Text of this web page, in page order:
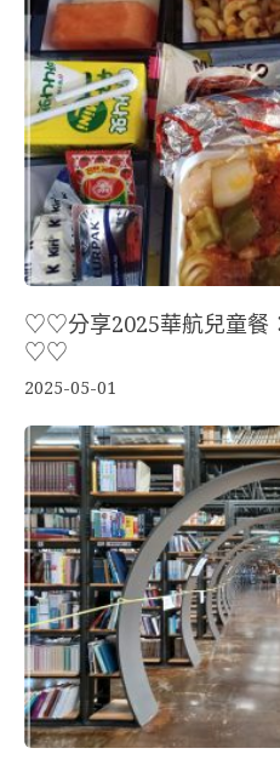
♡♡分享2025華航兒童餐
♡♡
2025-05-01